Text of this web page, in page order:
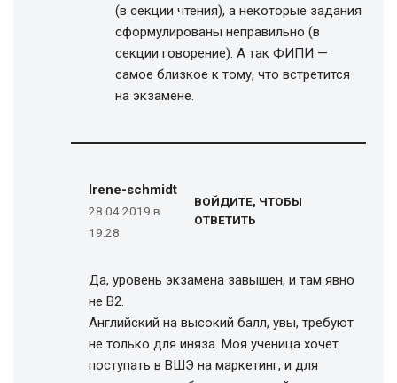
(в секции чтения), а некоторые задания
сформулированы неправильно (в
секции говорение). А так ФИПИ —
самое близкое к тому, что встретится
на экзамене.
Irene-schmidt
28.04.2019 в
19:28
ВОЙДИТЕ, ЧТОБЫ
ОТВЕТИТЬ
Да, уровень экзамена завышен, и там явно
не B2.
Английский на высокий балл, увы, требуют
не только для иняза. Моя ученица хочет
поступать в ВШЭ на маркетинг, и для